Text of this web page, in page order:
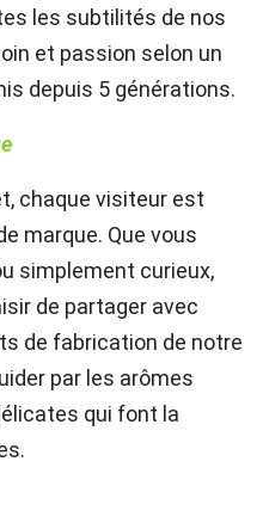
les subtilités de nos
et passion selon un
depuis 5 générations.
chaque visiteur est
marque. Que vous
simplement curieux,
de partager avec
de fabrication de notre
par les arômes
qui font la